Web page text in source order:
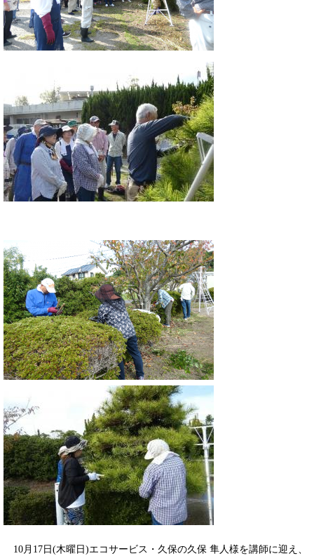
10月17日(木曜日)エコサービス・久保の久保 隼人様を講師に迎え、